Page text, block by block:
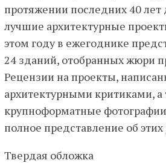
протяжении последних 40 лет
лучшие архитектурные
этом году в ежегоднике
24 зданий, отобранных жюри
Рецензии на проекты,
архитектурными критиками, а
крупноформатные
полное представление об этих
Твердая обложка